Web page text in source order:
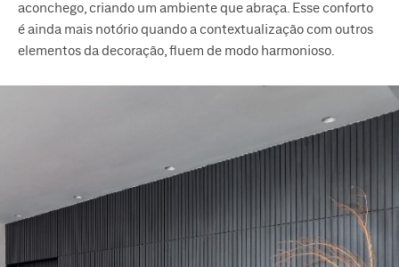
aconchego, criando um ambiente que abraça. Esse conforto
é ainda mais notório quando a contextualização com outros
elementos da decoração, fluem de modo harmonioso.